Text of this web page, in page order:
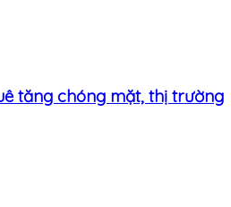
tăng chóng mặt, thị trường